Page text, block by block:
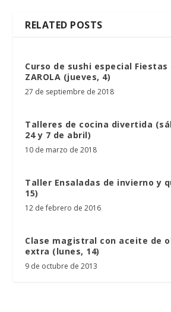
RELATED POSTS
Curso de sushi especial Fiestas
ZAROLA (jueves, 4)
27 de septiembre de 2018
Talleres de cocina divertida
24 y 7 de abril)
10 de marzo de 2018
Taller Ensaladas de invierno y
15)
12 de febrero de 2016
Clase magistral con aceite de
extra (lunes, 14)
9 de octubre de 2013